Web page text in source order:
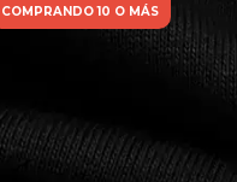
COMPRANDO 10 O MÁS